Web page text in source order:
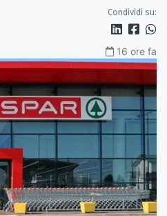
Condividi su:
16 ore fa